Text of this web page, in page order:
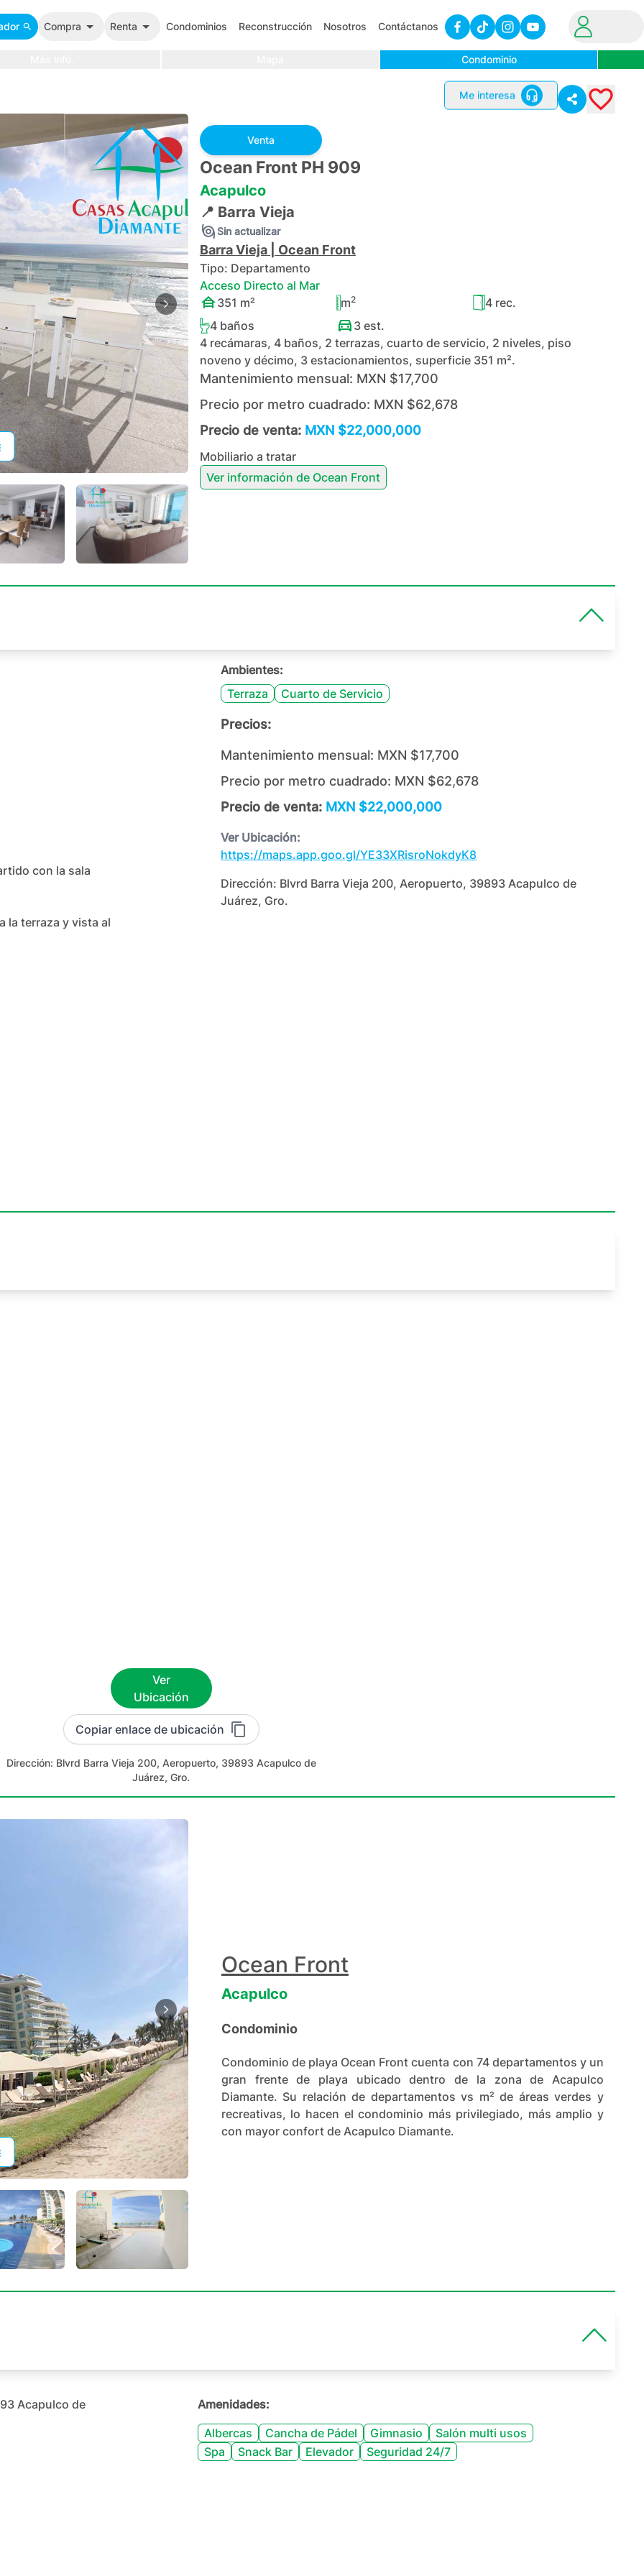
Compra Renta Condominios Reconstrucción Nosotros Contáctanos
Condominio
Me interesa
+45
Venta
Ocean Front PH 909
Acapulco
📍 Barra Vieja
Sin actualizar
Barra Vieja| Ocean Front
Tipo: Departamento
Acceso Directo al Mar
351 m² m2 4rec.
4 baños 3est.
4 recámaras, 4 baños, 2 terrazas, cuarto de servicio, 2 niveles, piso
noveno y décimo, 3 estacionamientos, superficie 351 m².
Mantenimiento mensual: MXN $17,700
Precio por metro cuadrado: MXN $62,678
Precio de venta: MXN $22,000,000
Mobiliario a tratar
Ver información de Ocean Front
con la sala
la terraza y vista al
Ambientes:
Terraza
Cuarto de Servicio
Precios:
Mantenimiento mensual: MXN $17,700
Precio por metro cuadrado: MXN $62,678
Precio de venta: MXN $22,000,000
Ver Ubicación:
https://maps.app.goo.gl/YE33XRisroNokdyK8
Dirección: Blvrd Barra Vieja 200, Aeropuerto, 39893 Acapulco de
Juárez, Gro.
Ver
Ubicación
Copiar enlace de ubicación
Dirección: Blvrd Barra Vieja 200, Aeropuerto, 39893 Acapulco de
Juárez, Gro.
+22
Ocean Front
Acapulco
Condominio
Condominio de playa Ocean Front cuenta con 74 departamentos y un
gran frente de playa ubicado dentro de la zona de Acapulco
Diamante. Su relación de departamentos vs m² de áreas verdes y
recreativas, lo hacen el condominio más privilegiado, más amplio y
con mayor confort de Acapulco Diamante.
Acapulco de
Amenidades:
Albercas
Cancha de Pádel Gimnasio
Salón multi usos
Spa
Snack Bar Elevador Seguridad 24/7